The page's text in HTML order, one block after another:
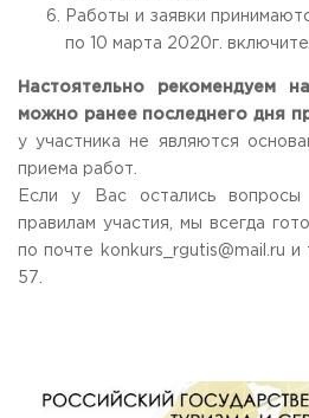
Работы и заявки
по 10 марта 2020г.
Настоятельно рекомендуем
можно ранее последнего дня
у участника не являются
приема работ.
Если у Вас остались вопросы
правилам участия, мы всегда
по почте konkurs_rgutis@mail.ru
57.